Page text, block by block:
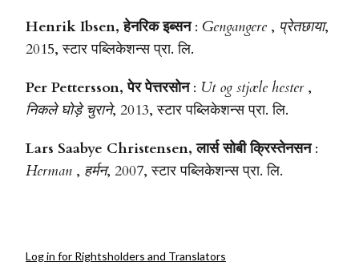
Henrik Ibsen, हेनरिक इब्सन: Gengangere , प्रेतछाया,
2015, स्टार पब्लिकेशन्स प्रा. लि.
Per Pettersson, पेर पेत्तरसोन: Ut og stjæle hester ,
निकले घोड़े चुराने, 2013, स्टार पब्लिकेशन्स प्रा. लि.
Lars Saabye Christensen, लार्स सोबी क्रिस्तेनसन:
Herman , हर्मन, 2007, स्टार पब्लिकेशन्स प्रा. लि.
Log in for Rightsholders and Translators